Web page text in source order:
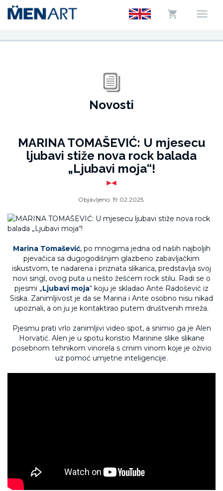
Novosti
MARINA TOMAŠEVIĆ: U mjesecu
ljubavi stiže nova rock balada
„Ljubavi moja“!
Objavljeno: 19.02.2025.
Marina Tomašević, po mnogima jedna od naših najboljih
pjevačica sa dugogodišnjim glazbeno zabavljačkim
iskustvom, te nadarena i priznata slikarica, predstavlja svoj
novi singl, ovog puta u nešto žešćem rock stilu. Radi se o
pjesmi „Ljubavi moja“ koju je skladao Ante Radošević iz
Siska. Zanimljivost je da se Marina i Ante osobno nisu nikad
upoznali, a on ju je kontaktirao putem društvenih mreža.
Pjesmu prati vrlo zanimljivi video spot, a snimio ga je Alen
Horvatić. Alen je u spotu koristio Marinine slike slikane
posebnom tehnikom vinorela s crnim vinom koje je oživio
uz pomoć umjetne inteligencije.